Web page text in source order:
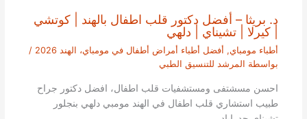
د. بريثا – أفضل دكتور قلب اطفال بالهند | كوتشي
| كيرلا | تشيناي | دلهي
أطباء مومباي, أفضل أطباء أمراض أطفال في مومباي، الهند 2026
/
بواسطة المرشد للتنسيق الطبي
احسن مسشتفى ومستشفيات قلب اطفال، افضل دكتور جراح
طبيب استشاري قلب اطفال في الهند مومبي دلهي بنجلور